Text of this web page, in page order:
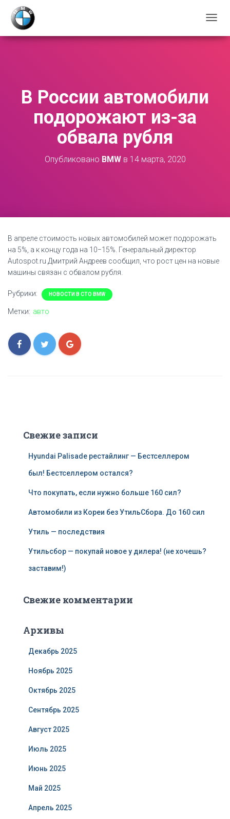
Е
В России автомобили
подорожают из-за
обвала рубля
Опубликовано BMWв 14 марта, 2020
В апреле стоимость новых автомобилей может подорожать
на 5%, а к концу года на 10−15%. Генеральный директор
Autospot.ru Дмитрий Андреев сообщил, что рост цен на новые
машины связан с обвалом рубля.
Рубрики: НОВОСТИ В СТО BMW
Метки: авто
Свежие записи
Hyundai Palisade рестайлинг — Бестселлером
был! Бестселлером остался?
Что покупать, если нужно больше 160 сил?
Автомобили из Кореи без УтильСбора. До 160 сил
Утиль — последствия
Утильсбор — покупай новое у дилера! (не хочешь?
заставим!)
Свежие комментарии
Архивы
Декабрь 2025
Ноябрь 2025
Октябрь 2025
Сентябрь 2025
Август 2025
Июль 2025
Июнь 2025
Май 2025
Апрель 2025